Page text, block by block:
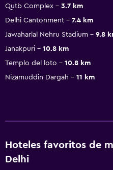
Qutb Complex
3.7 km
Delhi Cantonment
7.4 km
Jawaharlal Nehru Stadium
9.8
Janakpuri
10.8 km
Templo del loto
10.8 km
Nizamuddin Dargah
11 km
Hoteles favoritos de
Delhi